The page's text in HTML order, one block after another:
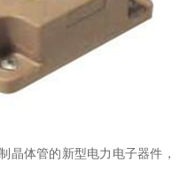
晶体管的新型电力电子器件，